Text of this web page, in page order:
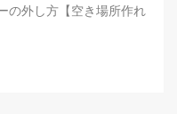
の外し方【空き場所作れ